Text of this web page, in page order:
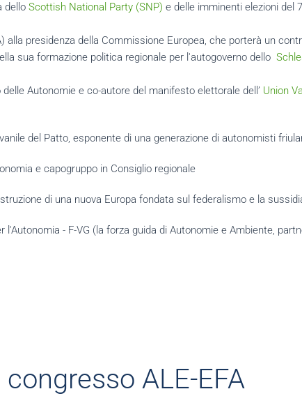
dello Scottish National Party (SNP) e delle imminenti elezioni del
alla presidenza della Commissione Europea, che porterà un
sua formazione politica regionale per l'autogoverno dello
Autonomie e co-autore del manifesto elettorale dell’ Union
del Patto, esponente di una generazione di autonomisti
e capogruppo in Consiglio regionale
di una nuova Europa fondata sul federalismo e la
- F-VG (la forza guida di Autonomie e Ambiente,
ALE-EFA